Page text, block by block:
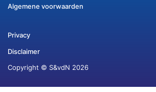
Algemene voorwaarden
Privacy
Disclaimer
Copyright © S&vdN 2026